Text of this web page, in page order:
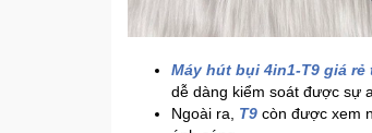
Máy hút bụi 4in1-T9 giá rẻ
dễ dàng kiểm soát được sự
Ngoài ra, T9 còn được xem